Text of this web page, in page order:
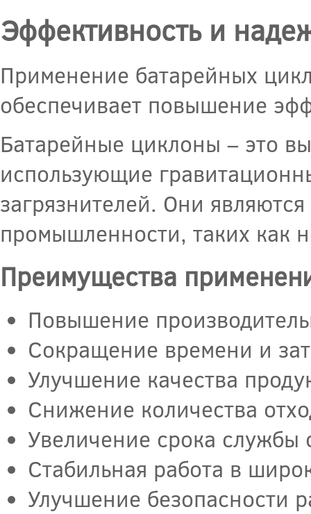
Эффективность и
Применение батарейных
обеспечивает повышение
Батарейные циклоны – это
использующие
загрязнителей. Они
промышленности, таких как
Преимущества
Повышение
Сокращение времени и
Улучшение качества
Снижение количества
Увеличение срока службы
Стабильная работа в
Улучшение безопасности